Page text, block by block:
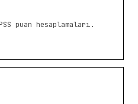
puan hesaplamaları.